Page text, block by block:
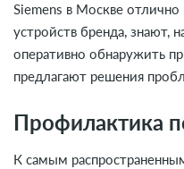
Siemens в Москве
устройств бренда, знают,
оперативно обнаружить
предлагают решения
Профилактика
К самым